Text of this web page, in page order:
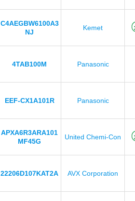
C4AEGBW6100A3
NJ
Kemet
4TAB100M Panasonic
EEF-CX1A101R Panasonic
APXA6R3ARA101
MF45G
United Chemi-Con
22206D107KAT2A AVX Corporation